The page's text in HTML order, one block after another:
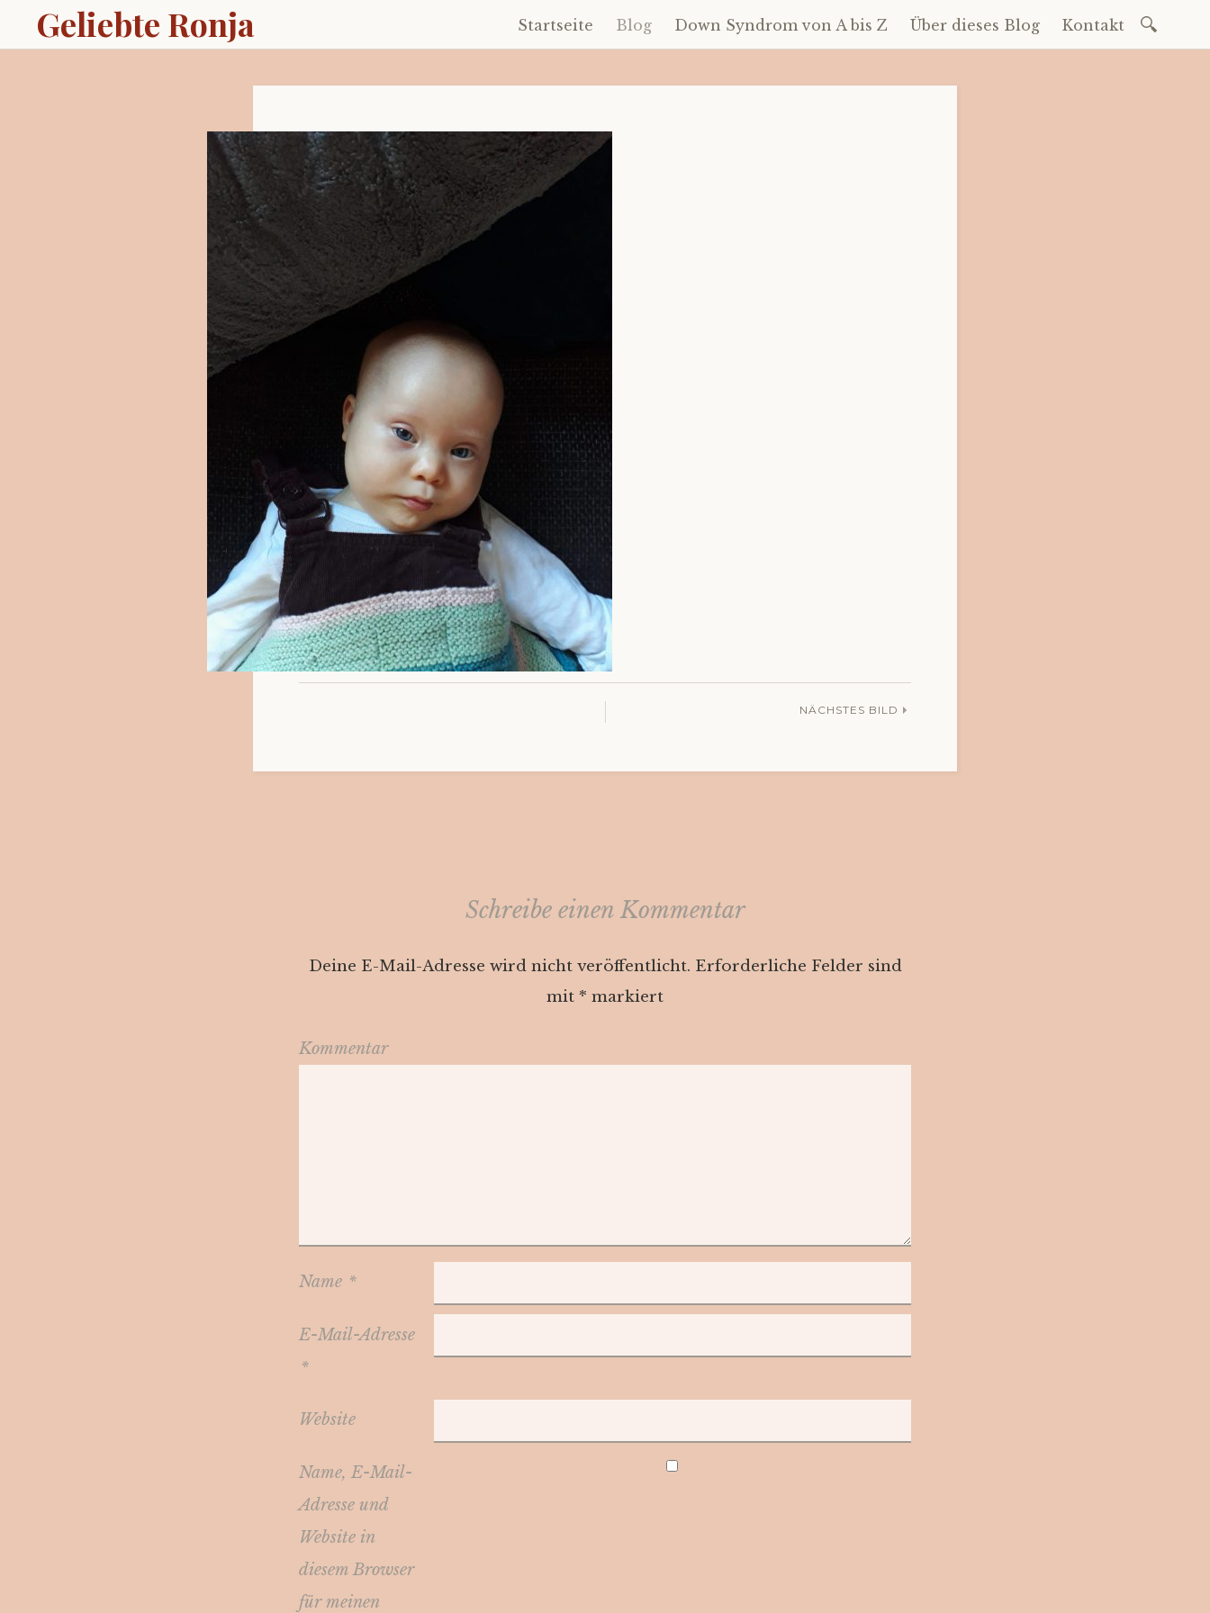
Geliebte Ronja
Zum
Inhalt
Startseite Blog Down Syndrom von A bis Z Über dieses Blog Kontakt
nach:
NÄCHSTES BILD
Schreibe einen Kommentar
Deine E-Mail-Adresse wird nicht veröffentlicht. Erforderliche Felder sind
mit * markiert
Kommentar
Name *
E-Mail-Adresse
*
Website
Name, E-Mail-
Adresse und
Website in
diesem Browser
für meinen